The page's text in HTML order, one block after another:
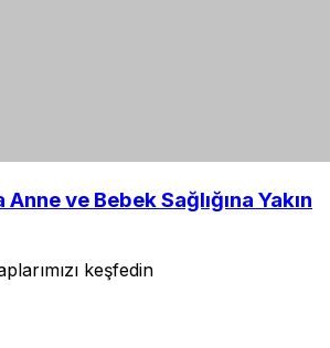
Anne ve Bebek Sağlığına Yakın
keşfedin